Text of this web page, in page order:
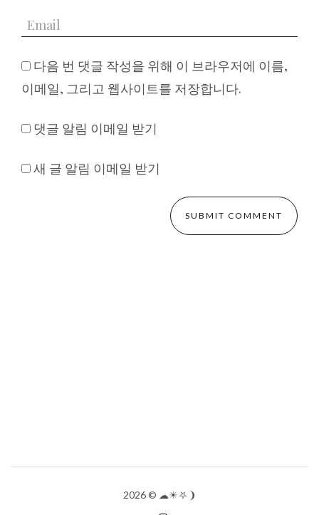
다음 번 댓글 작성을 위해 이 브라우저에 이름,
이메일, 그리고 웹사이트를 저장합니다.
댓글 알림 이메일 받기
새 글 알림 이메일 받기
2026© ☁︎☀︎⛧❩